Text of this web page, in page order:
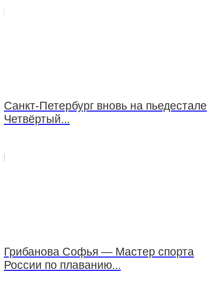
Стрелковый комплекс СШОР №3
Санкт-Петербург вновь на пьедестале
Четвёртый...
Грибанова Софья — Мастер спорта
России по плаванию...